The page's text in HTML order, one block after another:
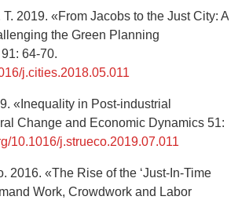
2019. «From Jacobs to the Just City: A
the Green Planning
64-70.
j.cities.2018.05.011
«Inequality in Post-industrial
Change and Economic Dynamics 51:
10.1016/j.strueco.2019.07.011
2016. «The Rise of the ‘Just-In-Time
Work, Crowdwork and Labor